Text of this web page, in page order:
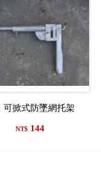
可掀式防墜網托架
NT$ 144